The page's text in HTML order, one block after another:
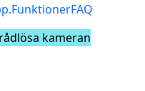
FunktionerFAQ
kameran